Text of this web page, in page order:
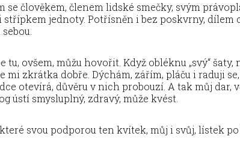
se člověkem, členem lidské smečky, svým
jednoty. Potřísněn i bez poskvrny, dílem
tu, ovšem, můžu hovořit. Když obléknu „svý“ šaty,
mi zkrátka dobře. Dýchám, zářím, pláču i raduji
otevírá, důvěru v nich probouzí. A tak můj dar,
ústí smysluplný, zdravý, může kvést.
svou podporou ten kvítek, můj i svůj, lístek